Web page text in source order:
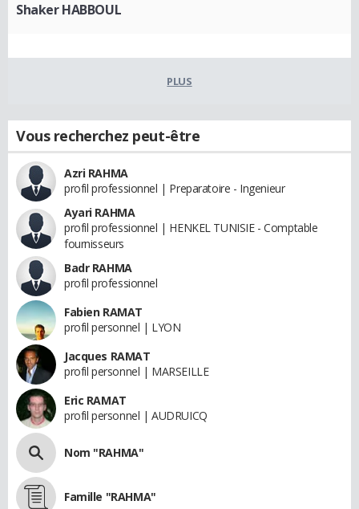
Shaker HABBOUL
PLUS
Vous recherchez peut-être
Azri RAHMA
profil professionnel | Preparatoire - Ingenieur
Ayari RAHMA
profil professionnel | HENKEL TUNISIE - Comptable
fournisseurs
Badr RAHMA
profil professionnel
Fabien RAMAT
profil personnel | LYON
Jacques RAMAT
profil personnel | MARSEILLE
Eric RAMAT
profil personnel | AUDRUICQ
Nom "RAHMA"
Famille "RAHMA"